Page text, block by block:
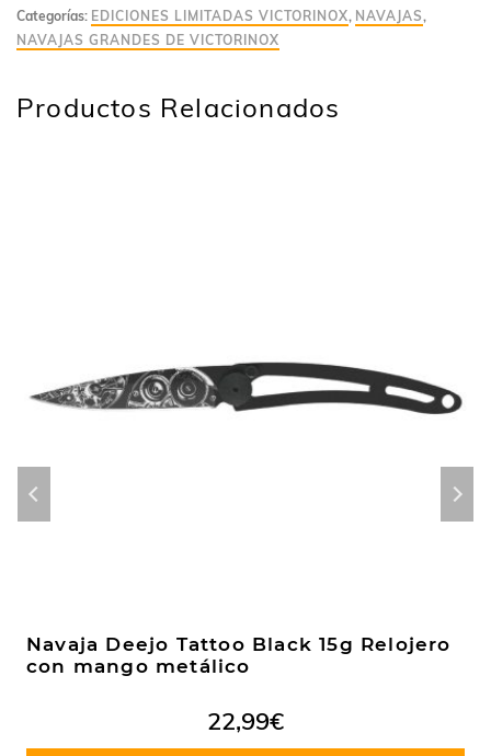
Categorías: EDICIONES LIMITADAS VICTORINOX, NAVAJAS ,
NAVAJAS GRANDES DE VICTORINOX
Productos Relacionados
Navaja Deejo Tattoo Black 15g Relojero
con mango metálico
22,99€